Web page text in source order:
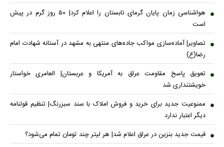
هواشناسی زمان پایان گرمای تابستان را اعلام کرد| ۵۰ روز گرم در پیش
است
تصاویر| آماده‌سازی مواکب جاده‌های منتهی به مشهد در آستانه شهادت امام
رضا(ع)
تعویق پاسخ مقاومت عراق به آمریکا و عربستان| العامری خواستار
خویشتنداری شد
ممنوعیت جدید برای خرید و فروش املاک با سند سبزرنگ| تنظیم قولنامه
دیگر اعتبار ندارد
قیمت جدید بنزین در عراق اعلام شد| هر لیتر چند تومان تمام می‌شود؟